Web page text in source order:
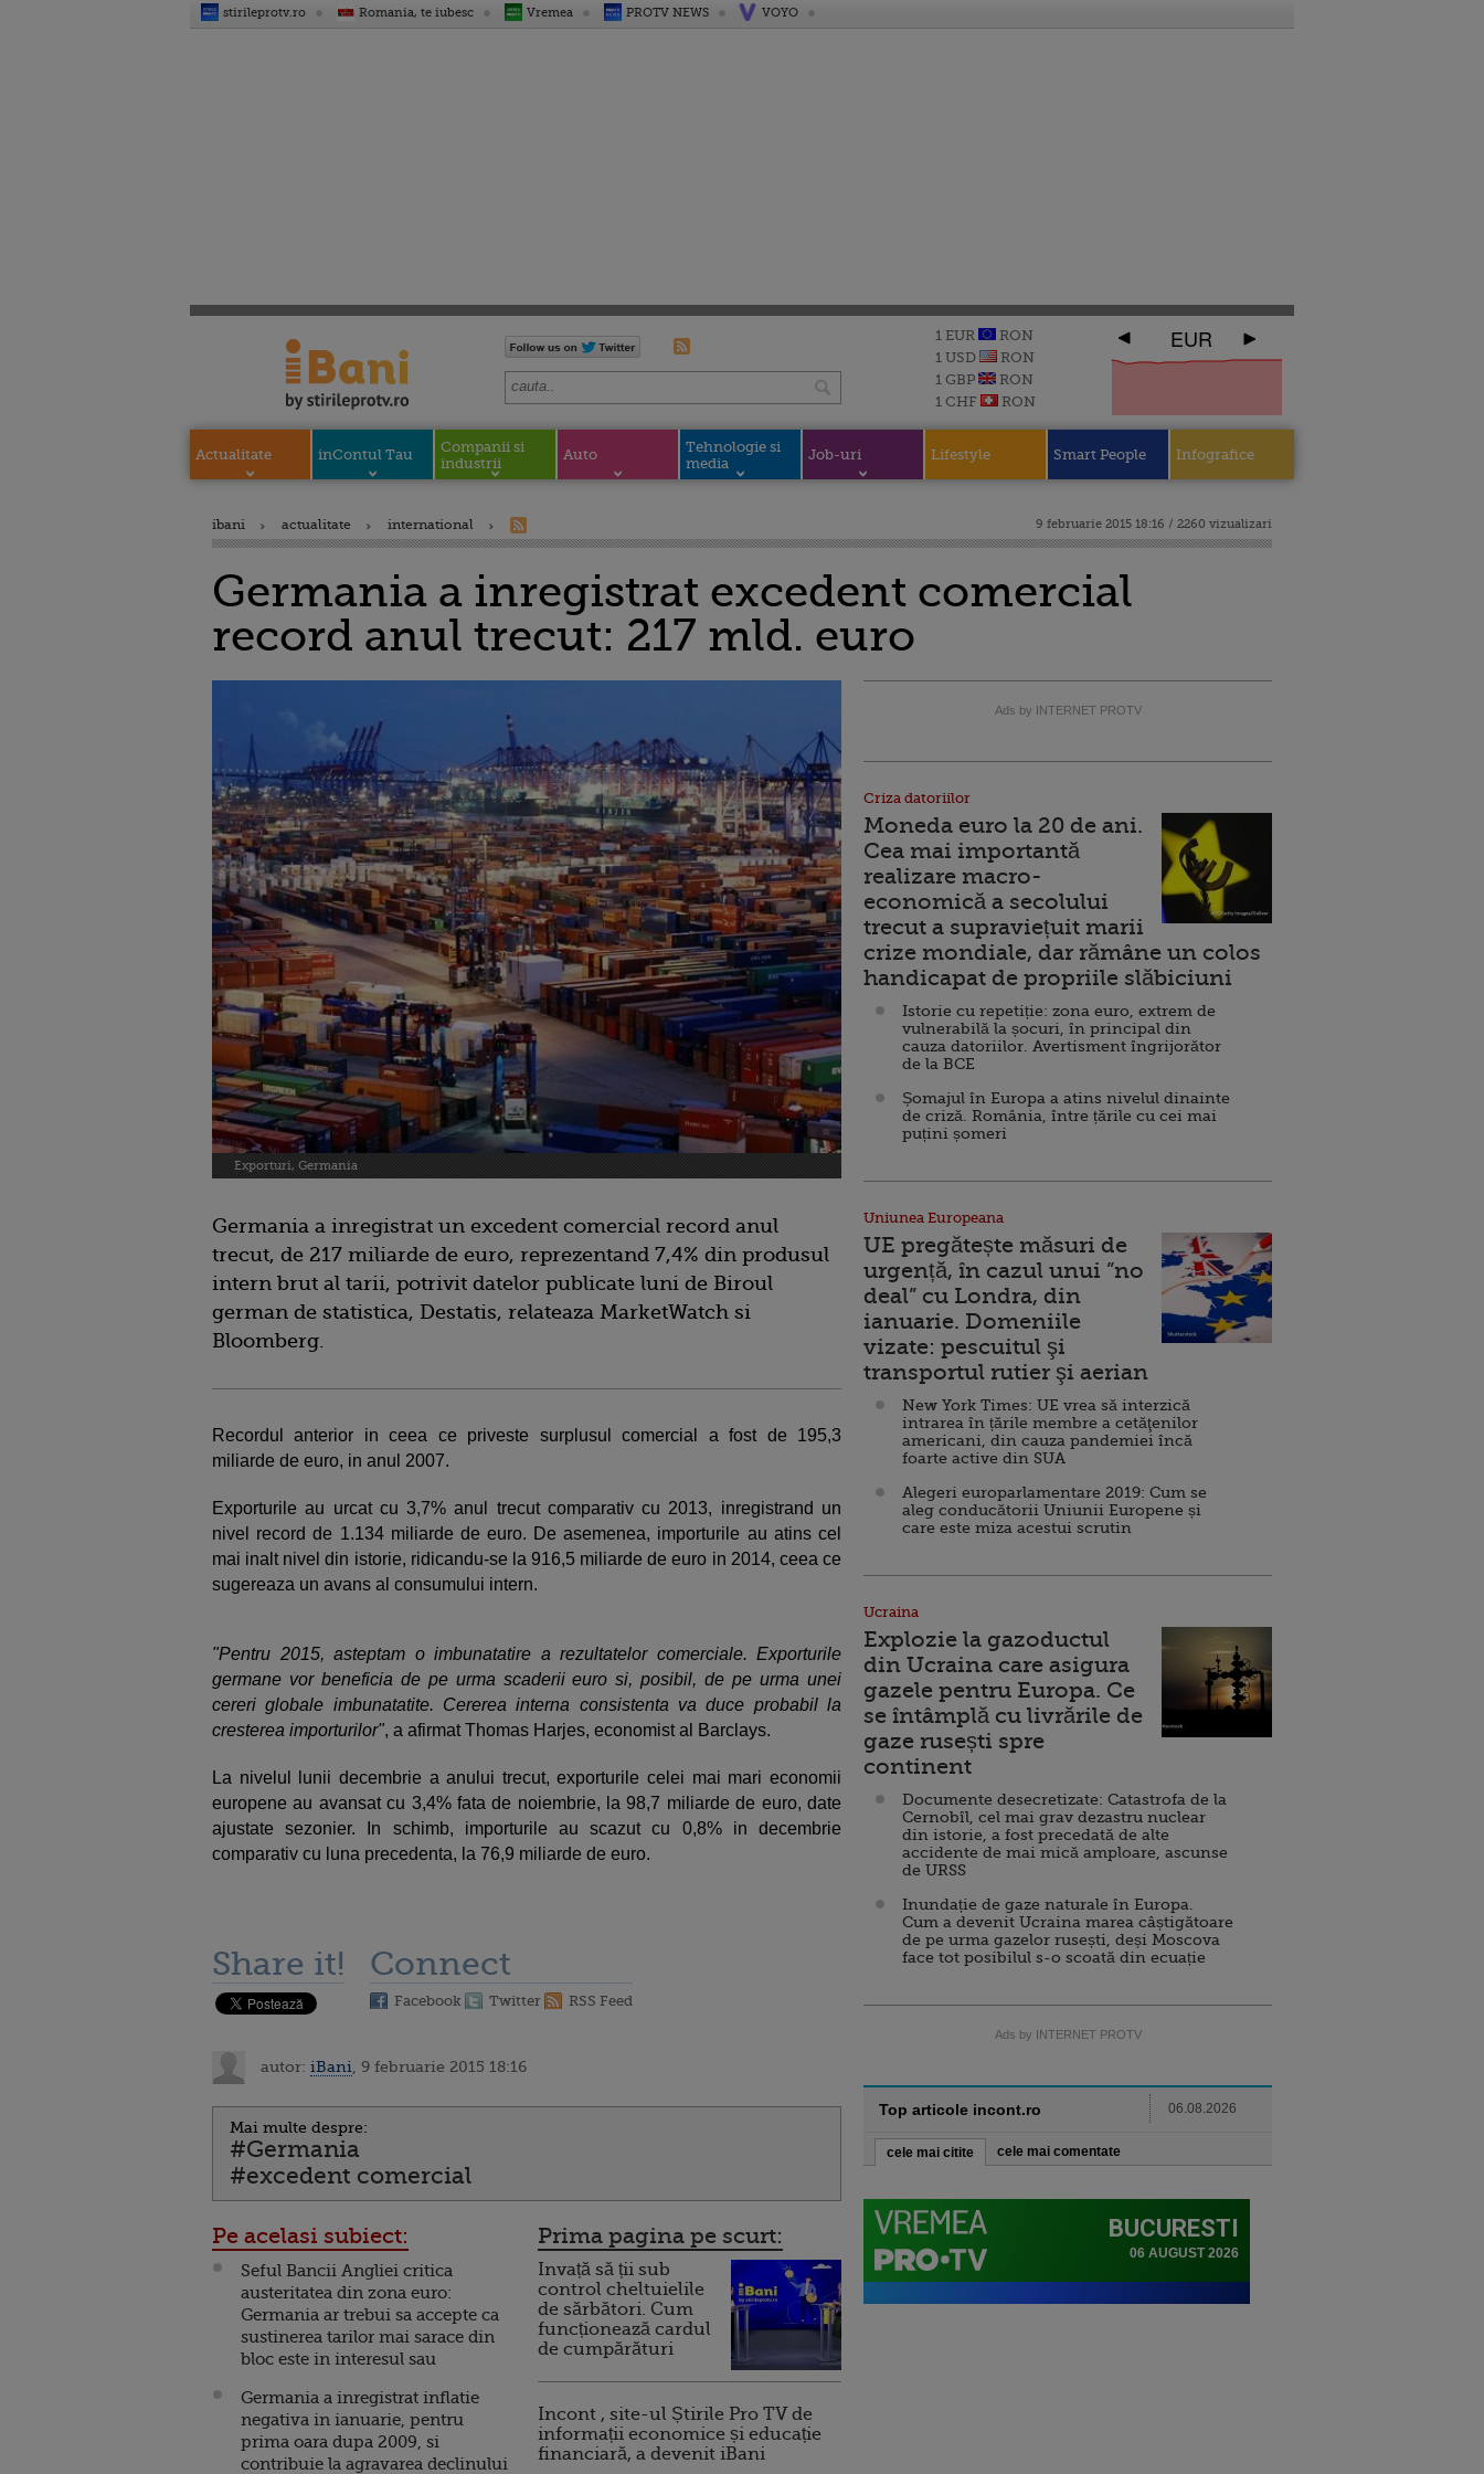
stirileprotv.ro Romania, te iubesc Vremea PROTV NEWS VOYO
1 EUR
RON
1 USD
RON
1 GBP
RON
1 CHF
RON
EUR
Actualitate inContul Tau
Companii si
industrii
Auto
Tehnologie si
media
Job-uri Lifestyle Smart People Infografice
ibani actualitate international 9 februarie 2015 18:16 / 2260 vizualizari
Germania a inregistrat excedent comercial
record anul trecut: 217 mld. euro
Exporturi, Germania
Germania a inregistrat un excedent comercial record anul
trecut, de 217 miliarde de euro, reprezentand 7,4% din produsul
intern brut al tarii, potrivit datelor publicate luni de Biroul
german de statistica, Destatis, relateaza MarketWatch si
Bloomberg.
Recordul anterior in ceea ce priveste surplusul comercial a fost de 195,3
miliarde de euro, in anul 2007.
Exporturile au urcat cu 3,7% anul trecut comparativ cu 2013, inregistrand un
nivel record de 1.134 miliarde de euro. De asemenea, importurile au atins cel
mai inalt nivel din istorie, ridicandu-se la 916,5 miliarde de euro in 2014, ceea ce
sugereaza un avans al consumului intern.
"Pentru 2015, asteptam o imbunatatire a rezultatelor comerciale. Exporturile
germane vor beneficia de pe urma scaderii euro si, posibil, de pe urma unei
cereri globale imbunatatite. Cererea interna consistenta va duce probabil la
cresterea importurilor", a afirmat Thomas Harjes, economist al Barclays.
La nivelul lunii decembrie a anului trecut, exporturile celei mai mari economii
europene au avansat cu 3,4% fata de noiembrie, la 98,7 miliarde de euro, date
ajustate sezonier. In schimb, importurile au scazut cu 0,8% in decembrie
comparativ cu luna precedenta, la 76,9 miliarde de euro.
Share it! Connect
Facebook Twitter RSS Feed
autor: iBani , 9 februarie 2015 18:16
Mai multe despre:
#Germania
#excedent comercial
Pe acelasi subiect:
Seful Bancii Angliei critica
austeritatea din zona euro:
Germania ar trebui sa accepte ca
sustinerea tarilor mai sarace din
bloc este in interesul sau
Germania a inregistrat inflatie
negativa in ianuarie, pentru
prima oara dupa 2009, si
contribuie la agravarea declinului
Prima pagina pe scurt:
Invață să ții sub
control cheltuielile
de sărbători. Cum
funcționează cardul
de cumpărături
Incont , site-ul Știrile Pro TV de
informații economice și educație
financiară, a devenit iBani
Ads by INTERNET PROTV
Criza datoriilor
Moneda euro la 20 de ani.
Cea mai importantă
realizare macro-
economică a secolului
trecut a supraviețuit marii
crize mondiale, dar rămâne un colos
handicapat de propriile slăbiciuni
Istorie cu repetiție: zona euro, extrem de
vulnerabilă la șocuri, în principal din
cauza datoriilor. Avertisment îngrijorător
de la BCE
Șomajul în Europa a atins nivelul dinainte
de criză. România, între țările cu cei mai
puțini șomeri
Uniunea Europeana
UE pregătește măsuri de
urgență, în cazul unui ”no
deal” cu Londra, din
ianuarie. Domeniile
vizate: pescuitul şi
transportul rutier şi aerian
New York Times: UE vrea să interzică
intrarea în țările membre a cetăţenilor
americani, din cauza pandemiei încă
foarte active din SUA
Alegeri europarlamentare 2019: Cum se
aleg conducătorii Uniunii Europene și
care este miza acestui scrutin
Ucraina
Explozie la gazoductul
din Ucraina care asigura
gazele pentru Europa. Ce
se întâmplă cu livrările de
gaze rusești spre
continent
Documente desecretizate: Catastrofa de la
Cernobîl, cel mai grav dezastru nuclear
din istorie, a fost precedată de alte
accidente de mai mică amploare, ascunse
de URSS
Inundație de gaze naturale în Europa.
Cum a devenit Ucraina marea câștigătoare
de pe urma gazelor rusești, deși Moscova
face tot posibilul s-o scoată din ecuație
Ads by INTERNET PROTV
Top articole incont.ro 06.08.2026
cele mai citite cele mai comentate